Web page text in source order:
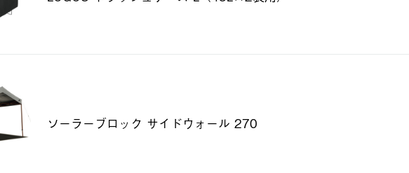
ソーラーブロック サイドウォール 270